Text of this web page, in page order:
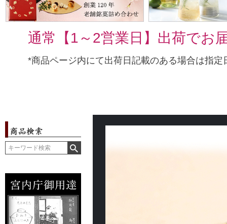
通常【1～2営業日】出荷でお
*商品ページ内にて出荷日記載のある場合は指定